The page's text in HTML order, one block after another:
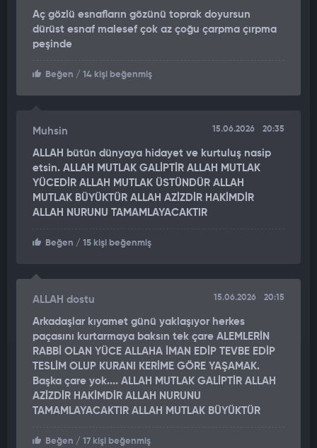
325 BİN LİRA CEZA KESİLDİ
İşletmeye 325 bin 622 TL idari para cezası uygulandı. Bakanlık,
tüketicilerin ekonomik menfaatlerini korumak için bu tür
Aç gözlü esnafların gözünü toprak doyursun
dürüst esnaf malesef çok az çoğu çarpma çırpma
peşinde
Beğen / 14 kişi beğenmiş
Muhsin 15.06.2026 20:35
ALLAH bütün dünyaya hidayet ve kurtuluş nasip
etsin. ALLAH MUTLAK GALİPTİR ALLAH MUTLAK
YÜCEDİR ALLAH MUTLAK ÜSTÜNDÜR ALLAH
MUTLAK BÜYÜKTÜR ALLAH AZİZDİR HAKİMDİR
ALLAH NURUNU TAMAMLAYACAKTIR
Beğen / 15 kişi beğenmiş
ALLAH dostu 15.06.2026 20:15
Arkadaşlar kıyamet günü yaklaşıyor herkes
paçasını kurtarmaya baksın tek çare ALEMLERİN
RABBİ OLAN YÜCE ALLAHA İMAN EDİP TEVBE EDİP
TESLİM OLUP KURANI KERİME GÖRE YAŞAMAK.
Başka çare yok.... ALLAH MUTLAK GALİPTİR ALLAH
AZİZDİR HAKİMDİR ALLAH NURUNU
TAMAMLAYACAKTIR ALLAH MUTLAK BÜYÜKTÜR
Beğen / 17 kişi beğenmiş